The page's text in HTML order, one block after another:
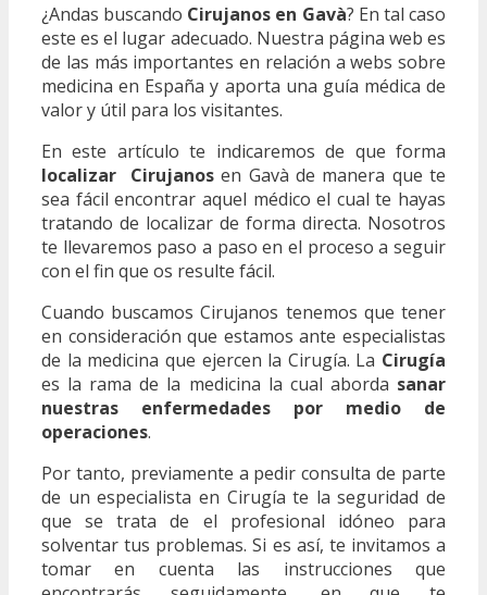
¿Andas buscando Cirujanos en Gavà? En tal caso
este es el lugar adecuado. Nuestra página web es
de las más importantes en relación a webs sobre
medicina en España y aporta una guía médica de
valor y útil para los visitantes.
En este artículo te indicaremos de que forma
localizar Cirujanosen Gavà de manera que te
sea fácil encontrar aquel médico el cual te hayas
tratando de localizar de forma directa. Nosotros
te llevaremos paso a paso en el proceso a seguir
con el fin que os resulte fácil.
Cuando buscamos Cirujanos tenemos que tener
en consideración que estamos ante especialistas
de la medicina que ejercen la Cirugía. La Cirugía
es la rama de la medicina la cual aborda sanar
nuestras enfermedades por medio de
operaciones.
Por tanto, previamente a pedir consulta de parte
de un especialista en Cirugía te la seguridad de
que se trata de el profesional idóneo para
solventar tus problemas. Si es así, te invitamos a
tomar en cuenta las instrucciones que